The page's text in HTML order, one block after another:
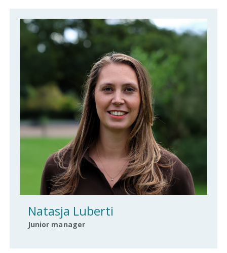
Natasja Luberti
Junior manager